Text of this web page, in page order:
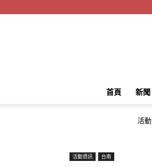
首頁 新聞
活動
活動資訊 台南